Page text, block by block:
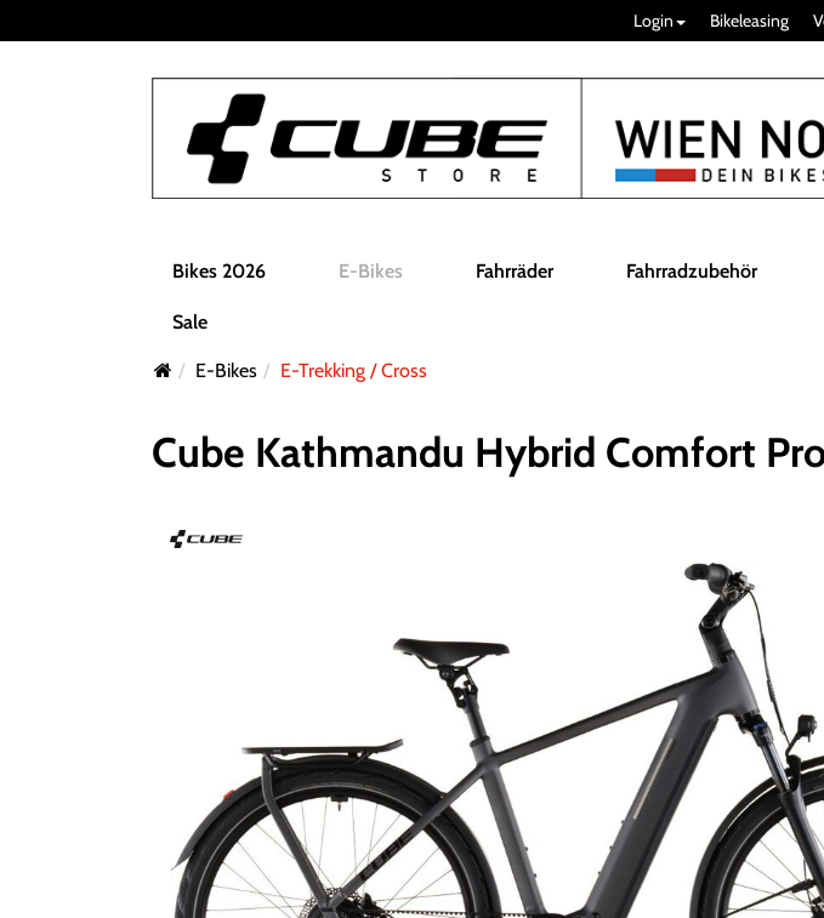
Login Bikeleasing
Bikes 2026 E-Bikes Fahrräder Fahrradzubehör
Sale
E-Bikes E-Trekking / Cross
Cube Kathmandu Hybrid Comfort